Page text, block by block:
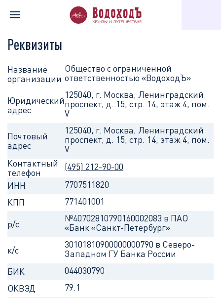
Главная Информация о компании Реквизиты
Реквизиты
Название
организации
Общество с ограниченной
ответственностью «ВодоходЪ»
Юридический
адрес
125040, г. Москва, Ленинградский
проспект, д. 15, стр. 14, этаж 4, пом.
V
Почтовый
адрес
125040, г. Москва, Ленинградский
проспект, д. 15, стр. 14, этаж 4, пом.
V
Контактный
телефон
(495) 212-90-00
ИНН
7707511820
КПП
771401001
р/с
№40702810790160002083 в ПАО
«Банк «Санкт-Петербург»
к/с
30101810900000000790 в Северо-
Западном ГУ Банка России
БИК
044030790
ОКВЭД
79.1